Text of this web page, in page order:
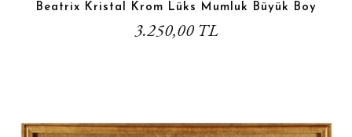
Beatrix Kristal Krom Lüks Mumluk Büyük Boy
3.250,00 TL